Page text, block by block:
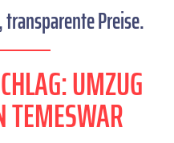
Preise.
UMZUG
TEMESWAR